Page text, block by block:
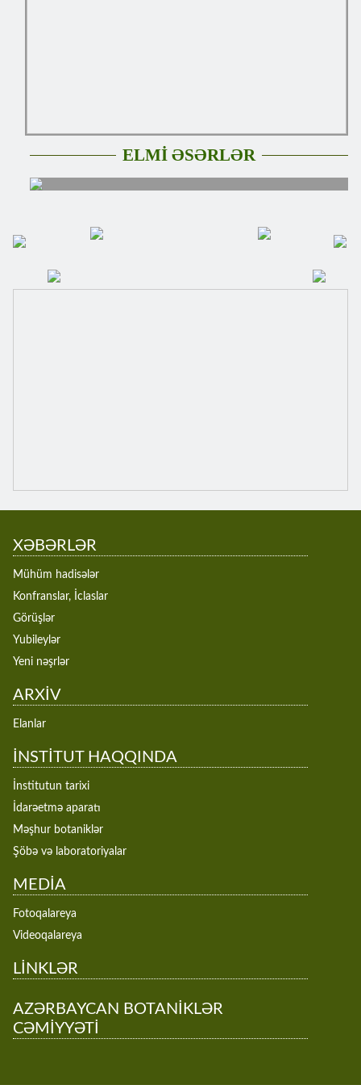
ELMİ ƏSƏRLƏR
XƏBƏRLƏR
Mühüm hadisələr
Konfranslar, İclaslar
Görüşlər
Yubileylər
Yeni nəşrlər
ARXİV
Elanlar
İNSTİTUT HAQQINDA
İnstitutun tarixi
İdarəetmə aparatı
Məşhur botaniklər
Şöbə və laboratoriyalar
MEDİA
Fotoqalareya
Videoqalareya
LİNKLƏR
AZƏRBAYCAN BOTANİKLƏR
CƏMİYYƏTİ